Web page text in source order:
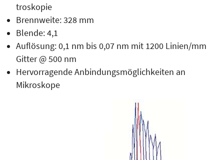
troskopie
Brennweite: 328 mm
Blende: 4,1
Auflösung: 0,1 nm bis 0,07 nm mit 1200 Linien/mm
Gitter @ 500 nm
Hervorragende Anbindungsmöglichkeiten an
Mikroskope